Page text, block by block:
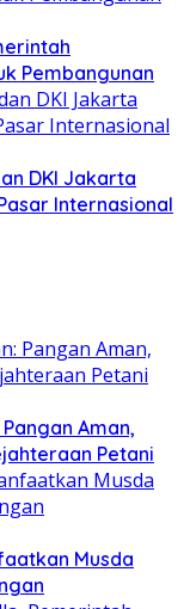
Pembangunan
DKI Jakarta
Internasional
Aman,
Petani
Musda